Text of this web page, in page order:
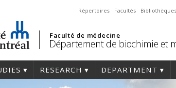
Répertoires Facultés Bibliothèques
Faculté de médecine
Département de biochimie et
RESEARCH DEPARTMENT